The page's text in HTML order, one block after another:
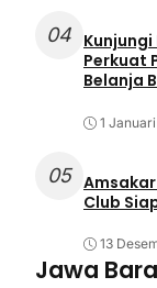
04 Kunjungi
Perkuat
Belanja
1
05 Amsakar
Club
13
Jawa